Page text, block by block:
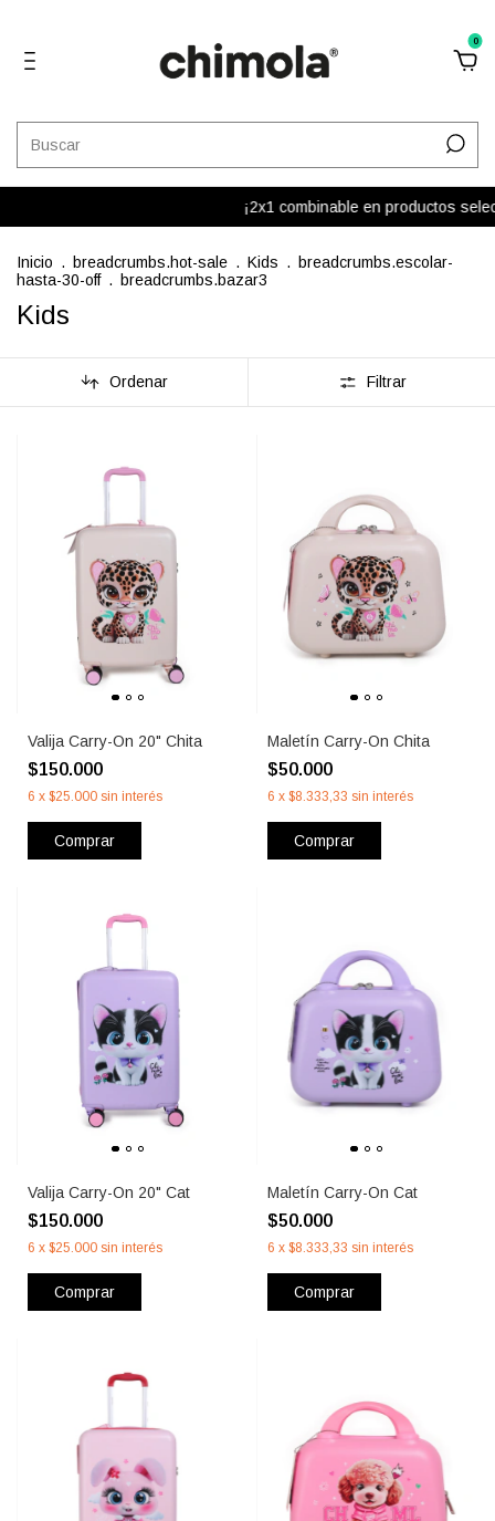
0
¡2x1 combinable en productos
Inicio . breadcrumbs.hot-sale . Kids .
breadcrumbs.escolar-
hasta-30-off . breadcrumbs.bazar3
Kids
Ordenar Filtrar
Valija Carry-On 20" Chita
$150.000
6 x $25.000 sin interés
Comprar
Maletín Carry-On Chita
$50.000
6 x $8.333,33 sin interés
Comprar
Valija Carry-On 20" Cat
$150.000
6 x $25.000 sin interés
Comprar
Maletín Carry-On Cat
$50.000
6 x $8.333,33 sin interés
Comprar